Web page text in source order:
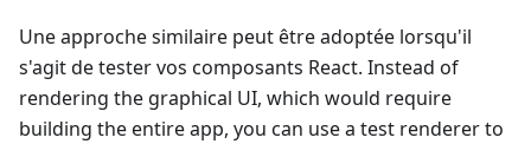
Une approche similaire peut être adoptée lorsqu'il
s'agit de tester vos composants React. Instead of
rendering the graphical UI, which would require
building the entire app, you can use a test renderer to